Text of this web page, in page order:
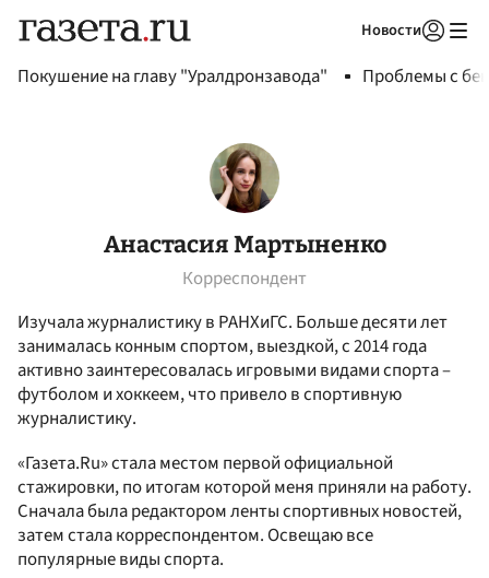
Новости
Покушение на главу "Уралдронзавода" Проблемы с
Анастасия Мартыненко
Корреспондент
Изучала журналистику в РАНХиГС. Больше десяти лет
занималась конным спортом, выездкой, с 2014 года
активно заинтересовалась игровыми видами спорта –
футболом и хоккеем, что привело в спортивную
журналистику.
«Газета.Ru» стала местом первой официальной
стажировки, по итогам которой меня приняли на работу.
Сначала была редактором ленты спортивных новостей,
затем стала корреспондентом. Освещаю все
популярные виды спорта.